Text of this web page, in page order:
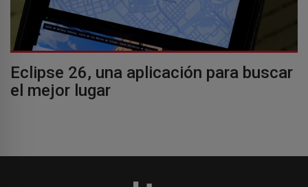
Eclipse 26, una aplicación para buscar
el mejor lugar